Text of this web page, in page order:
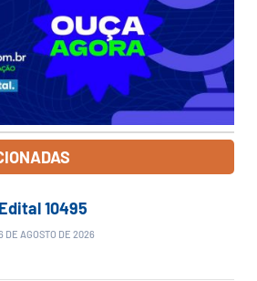
Edital 10495
DE AGOSTO DE 2026